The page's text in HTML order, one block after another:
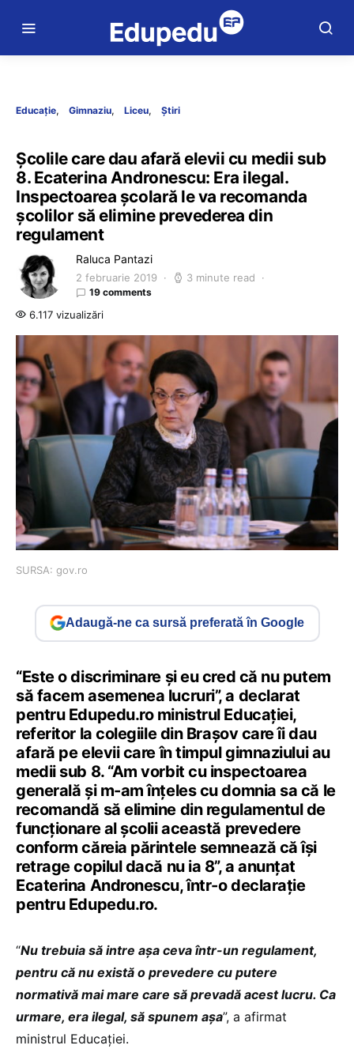
Educație Gimnaziu Liceu Știri
Școlile care dau afară elevii cu medii sub
8. Ecaterina Andronescu: Era ilegal.
Inspectoarea școlară le va recomanda
școlilor să elimine prevederea din
regulament
Raluca Pantazi
2 februarie 2019 3 minute read
19 comments
6.117 vizualizări
SURSA: gov.ro
Adaugă-ne ca sursă preferată în Google
“Este o discriminare și eu cred că nu putem
să facem asemenea lucruri”, a declarat
pentru Edupedu.ro ministrul Educației,
referitor la colegiile din Brașov care îi dau
afară pe elevii care în timpul gimnaziului au
medii sub 8. “Am vorbit cu inspectoarea
generală și m-am înțeles cu domnia sa că le
recomandă să elimine din regulamentul de
funcționare al școlii această prevedere
conform căreia părintele semnează că își
retrage copilul dacă nu ia 8”, a anunțat
Ecaterina Andronescu, într-o declarație
pentru Edupedu.ro.
“Nu trebuia să intre așa ceva într-un regulament,
pentru că nu există o prevedere cu putere
normativă mai mare care să prevadă acest lucru. Ca
urmare, era ilegal, să spunem așa”, a afirmat
ministrul Educației.